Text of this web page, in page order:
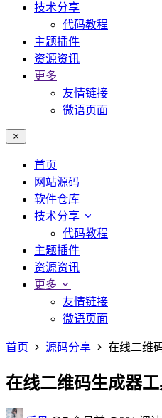
技术分享
代码教程
主题插件
资源资讯
更多
友情链接
微语页面
首页
网站源码
软件仓库
技术分享
代码教程
主题插件
资源资讯
更多
友情链接
微语页面
首页 源码分享 在线二维
在线二维码生成器